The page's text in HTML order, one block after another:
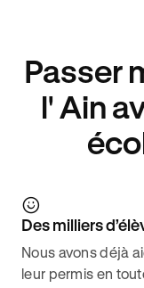
Passer
l' Ain
Des milliers
Nous avons déjà
leur permis en